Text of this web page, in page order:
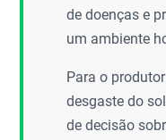
de doenças e
um ambiente
Para o
desgaste do
de decisão